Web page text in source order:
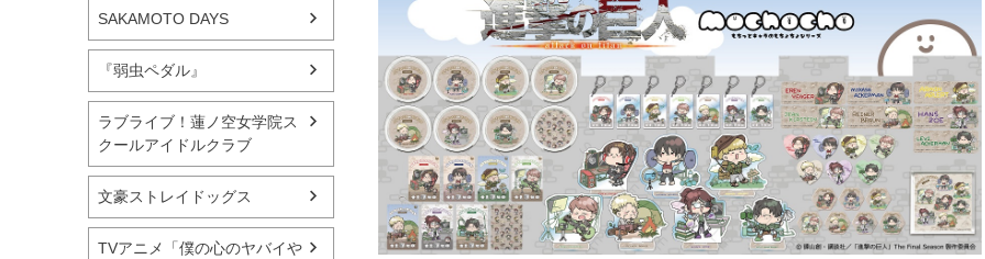
SAKAMOTO DAYS
『弱虫ペダル』
ラブライブ！蓮ノ空女学院ス
クールアイドルクラブ
文豪ストレイドッグス
TVアニメ「僕の心のヤバイや